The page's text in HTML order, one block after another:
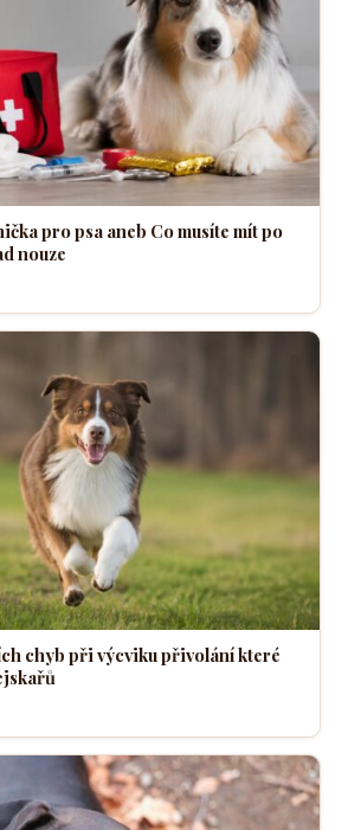
pro psa aneb Co musíte mít po
nouze
chyb při výcviku přivolání které